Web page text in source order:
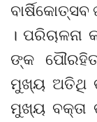
। ପରିଚାଳନା
ଙ୍କ
ମୁଖ୍ୟ ଅତିଥି
ମୁଖ୍ୟ ବକ୍ତା